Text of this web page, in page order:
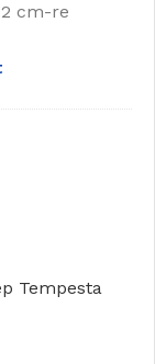
cm-re
Tempesta